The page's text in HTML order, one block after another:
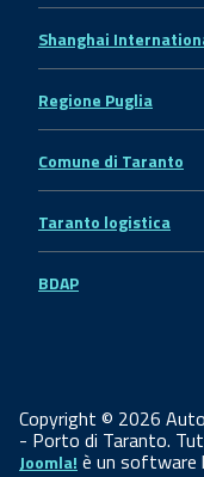
Shanghai
Regione Puglia
Comune di Taranto
Taranto logistica
BDAP
Copyright © 2026
- Porto di Taranto.
Joomla! è un software